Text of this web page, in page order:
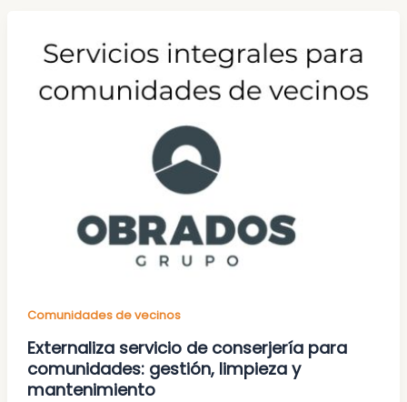
Comunidades de vecinos
Externaliza servicio de conserjería para
comunidades: gestión, limpieza y
mantenimiento